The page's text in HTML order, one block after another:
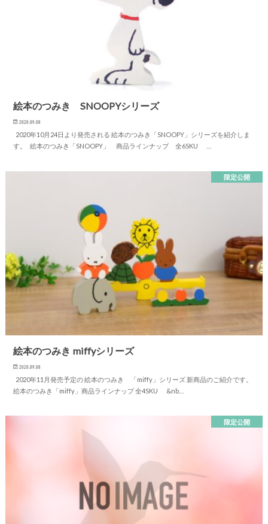
絵本のつみき SNOOPYシリーズ
2020.09.08
2020年10月24日より発売される 絵本のつみき「SNOOPY」シリーズを紹介しま
す。 絵本のつみき「SNOOPY」 商品ラインナップ 全6SKU …
限定公開
絵本のつみき miffyシリーズ
2020.09.08
2020年11月発売予定の 絵本のつみき 「miffy」シリーズ 新商品のご紹介です。
絵本のつみき「miffy」商品ラインナップ 全4SKU &nb…
限定公開